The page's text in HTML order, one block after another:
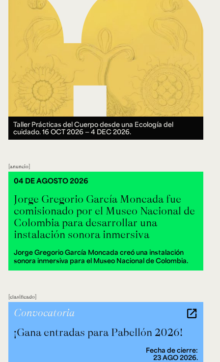
Taller Prácticas del Cuerpo desde una Ecología del
cuidado.16 OCT 2026 ― 4 DEC 2026.
anuncio
Jorge Gregorio García Moncada fue
comisionado por el Museo Nacional de
Colombia para desarrollar una
instalación sonora inmersiva
Jorge Gregorio García Moncada creó una instalación
sonora inmersiva para el Museo Nacional de Colombia.
04 DE AGOSTO 2026
clasificado
¡Gana entradas para Pabellón 2026!
Convocatoria
Fecha de cierre:
23 AGO 2026.